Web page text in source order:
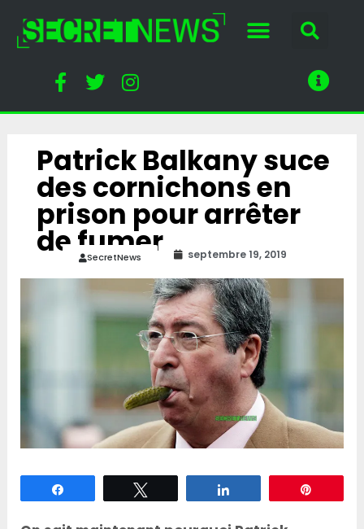
Patrick Balkany suce
des cornichons en
prison pour arrêter
de fumer
SecretNews septembre 19, 2019